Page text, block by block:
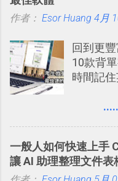
Google
著 Trello
一篇完
一時間
澱自己
學。
體推薦！
作者： Esor Huang 4月
回到更
10款背
時間記住
短期記
強；然後
個禮拜，
一般人如何快速上手
讓 AI 助理整理文件